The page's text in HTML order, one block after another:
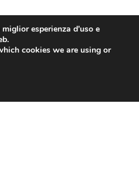
esperienza d'uso e
cookies we are using or